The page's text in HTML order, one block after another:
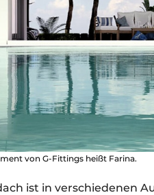
von G-Fittings heißt Farina.
ist in verschiedenen